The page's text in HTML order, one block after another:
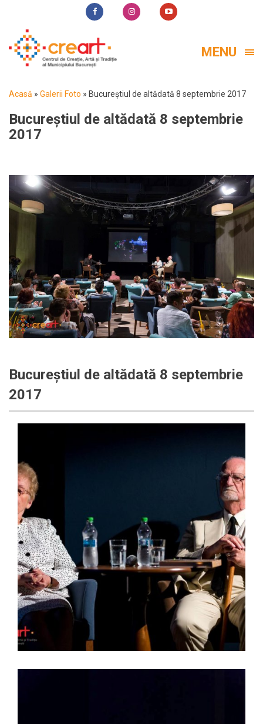
MENU
Acasă » Galerii Foto » Bucureștiul de altădată 8 septembrie 2017
Bucureștiul de altădată 8 septembrie
2017
Bucureștiul de altădată 8 septembrie
2017